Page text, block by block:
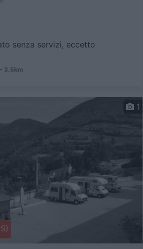
senza servizi, eccetto
3.5km
1